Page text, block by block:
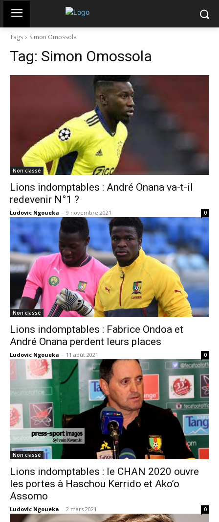
Tags Simon Omossola
Tag: Simon Omossola
Non classé
Lions indomptables : André Onana va-t-il
redevenir N°1 ?
Ludovic Ngoueka - 9 novembre 2021 0
Non classé
Lions indomptables : Fabrice Ondoa et
André Onana perdent leurs places
Ludovic Ngoueka - 11 août 2021 0
Non classé
Lions indomptables : le CHAN 2020 ouvre
les portes à Haschou Kerrido et Ako’o
Assomo
Ludovic Ngoueka - 2 mars 2021 0